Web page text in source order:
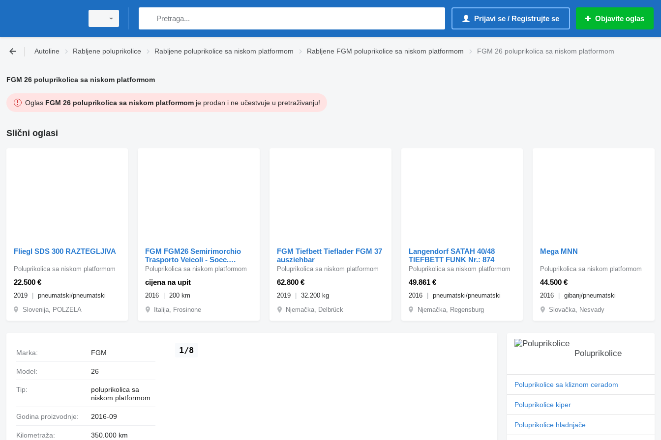
Prijavi se / Registrujte se Objavite oglas
Autoline Rabljene poluprikolice Rabljene poluprikolice sa niskom platformom Rabljene FGM poluprikolice sa niskom platformom FGM 26 poluprikolica sa niskom platformom
FGM 26 poluprikolica sa niskom platformom
Oglas FGM 26 poluprikolica sa niskom platformomje prodan i ne učestvuje u pretraživanju!
Slični oglasi
Fliegl SDS 300 RAZTEGLJIVA
22.500 €
Poluprikolica sa niskom platformom
2019
pneumatski/pneumatski
Slovenija, POLZELA
FGM FGM26 Semirimorchio
Trasporto Veicoli - Socc.
stradale
cijena na upit
Poluprikolica sa niskom platformom
2016
200 km
Italija, Frosinone
FGM Tiefbett Tieflader FGM 37
ausziehbar
62.800 €
Poluprikolica sa niskom platformom
2019
32.200 kg
Njemačka, Delbrück
Langendorf SATAH 40/48
TIEFBETT FUNK Nr.: 874
49.861 €
Poluprikolica sa niskom platformom
2016
pneumatski/pneumatski
Njemačka, Regensburg
Mega MNN
44.500 €
Poluprikolica sa niskom platformom
2016
gibanj/pneumatski
Slovačka, Nesvady
1/8
Marka: FGM
Model: 26
Tip:
poluprikolica sa
niskom platformom
Godina proizvodnje: 2016-09
Kilometraža: 350.000 km
Poluprikolice
Poluprikolice sa kliznom ceradom
Poluprikolice kiper
Poluprikolice hladnjače